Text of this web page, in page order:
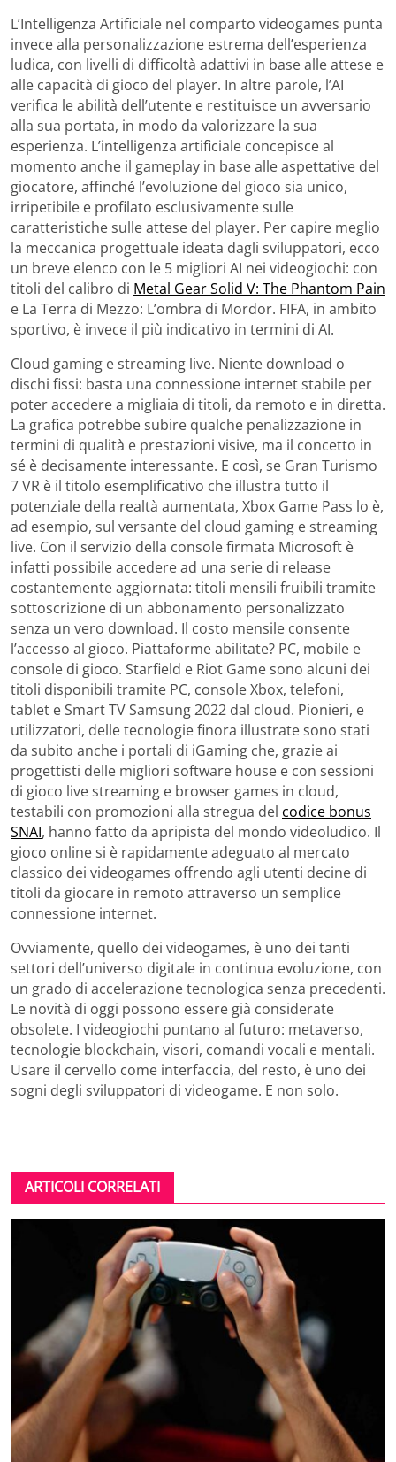
L’Intelligenza Artificiale nel comparto videogames punta
invece alla personalizzazione estrema dell’esperienza
ludica, con livelli di difficoltà adattivi in base alle attese e
alle capacità di gioco del player. In altre parole, l’AI
verifica le abilità dell’utente e restituisce un avversario
alla sua portata, in modo da valorizzare la sua
esperienza. L’intelligenza artificiale concepisce al
momento anche il gameplay in base alle aspettative del
giocatore, affinché l’evoluzione del gioco sia unico,
irripetibile e profilato esclusivamente sulle
caratteristiche sulle attese del player. Per capire meglio
la meccanica progettuale ideata dagli sviluppatori, ecco
un breve elenco con le 5 migliori AI nei videogiochi: con
titoli del calibro di Metal Gear Solid V: The Phantom Pain
e La Terra di Mezzo: L’ombra di Mordor. FIFA, in ambito
sportivo, è invece il più indicativo in termini di AI.
Cloud gaming e streaming live. Niente download o
dischi fissi: basta una connessione internet stabile per
poter accedere a migliaia di titoli, da remoto e in diretta.
La grafica potrebbe subire qualche penalizzazione in
termini di qualità e prestazioni visive, ma il concetto in
sé è decisamente interessante. E così, se Gran Turismo
7 VR è il titolo esemplificativo che illustra tutto il
potenziale della realtà aumentata, Xbox Game Pass lo è,
ad esempio, sul versante del cloud gaming e streaming
live. Con il servizio della console firmata Microsoft è
infatti possibile accedere ad una serie di release
costantemente aggiornata: titoli mensili fruibili tramite
sottoscrizione di un abbonamento personalizzato
senza un vero download. Il costo mensile consente
l’accesso al gioco. Piattaforme abilitate? PC, mobile e
console di gioco. Starfield e Riot Game sono alcuni dei
titoli disponibili tramite PC, console Xbox, telefoni,
tablet e Smart TV Samsung 2022 dal cloud. Pionieri, e
utilizzatori, delle tecnologie finora illustrate sono stati
da subito anche i portali di iGaming che, grazie ai
progettisti delle migliori software house e con sessioni
di gioco live streaming e browser games in cloud,
testabili con promozioni alla stregua del codice bonus
SNAI, hanno fatto da apripista del mondo videoludico. Il
gioco online si è rapidamente adeguato al mercato
classico dei videogames offrendo agli utenti decine di
titoli da giocare in remoto attraverso un semplice
connessione internet.
Ovviamente, quello dei videogames, è uno dei tanti
settori dell’universo digitale in continua evoluzione, con
un grado di accelerazione tecnologica senza precedenti.
Le novità di oggi possono essere già considerate
obsolete. I videogiochi puntano al futuro: metaverso,
tecnologie blockchain, visori, comandi vocali e mentali.
Usare il cervello come interfaccia, del resto, è uno dei
sogni degli sviluppatori di videogame. E non solo.
ARTICOLI CORRELATI